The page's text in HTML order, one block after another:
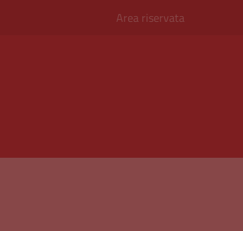
Area riservata